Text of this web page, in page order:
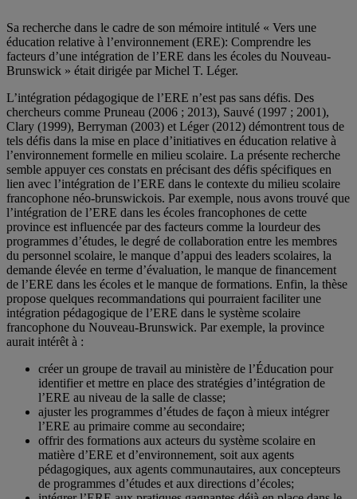
Sa recherche dans le cadre de son mémoire intitulé « Vers une
éducation relative à l’environnement (ERE): Comprendre les
facteurs d’une intégration de l’ERE dans les écoles du Nouveau-
Brunswick » était dirigée par Michel T. Léger.
L’intégration pédagogique de l’ERE n’est pas sans défis. Des
chercheurs comme Pruneau (2006 ; 2013), Sauvé (1997 ; 2001),
Clary (1999), Berryman (2003) et Léger (2012) démontrent tous de
tels défis dans la mise en place d’initiatives en éducation relative à
l’environnement formelle en milieu scolaire. La présente recherche
semble appuyer ces constats en précisant des défis spécifiques en
lien avec l’intégration de l’ERE dans le contexte du milieu scolaire
francophone néo-brunswickois. Par exemple, nous avons trouvé que
l’intégration de l’ERE dans les écoles francophones de cette
province est influencée par des facteurs comme la lourdeur des
programmes d’études, le degré de collaboration entre les membres
du personnel scolaire, le manque d’appui des leaders scolaires, la
demande élevée en terme d’évaluation, le manque de financement
de l’ERE dans les écoles et le manque de formations. Enfin, la thèse
propose quelques recommandations qui pourraient faciliter une
intégration pédagogique de l’ERE dans le système scolaire
francophone du Nouveau-Brunswick. Par exemple, la province
aurait intérêt à :
créer un groupe de travail au ministère de l’Éducation pour
identifier et mettre en place des stratégies d’intégration de
l’ERE au niveau de la salle de classe;
ajuster les programmes d’études de façon à mieux intégrer
l’ERE au primaire comme au secondaire;
offrir des formations aux acteurs du système scolaire en
matière d’ERE et d’environnement, soit aux agents
pédagogiques, aux agents communautaires, aux concepteurs
de programmes d’études et aux directions d’écoles;